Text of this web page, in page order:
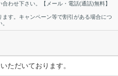
わせ下さい。【メール・電話(通話)無料】
す。キャンペーン等で割引がある場合につ
ただいております。